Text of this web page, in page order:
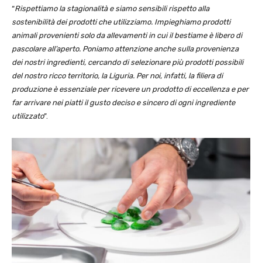
“Rispettiamo la stagionalità e siamo sensibili rispetto alla
sostenibilità dei prodotti che utilizziamo. Impieghiamo prodotti
animali provenienti solo da allevamenti in cui il bestiame è libero di
pascolare all’aperto. Poniamo attenzione anche sulla provenienza
dei nostri ingredienti, cercando di selezionare più prodotti possibili
del nostro ricco territorio, la Liguria. Per noi, infatti, la filiera di
produzione è essenziale per ricevere un prodotto di eccellenza e per
far arrivare nei piatti il gusto deciso e sincero di ogni ingrediente
utilizzato”.